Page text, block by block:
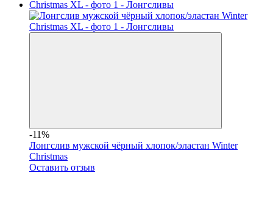
-11%
Лонгслив мужской чёрный хлопок/эластан Winter
Christmas
Оставить отзыв